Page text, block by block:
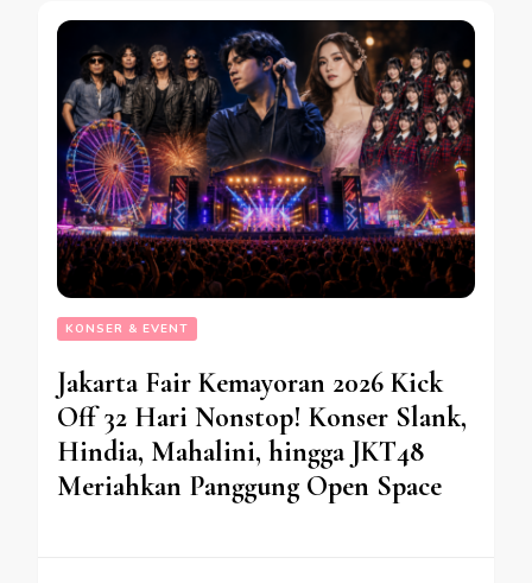
KONSER & EVENT
Jakarta Fair Kemayoran 2026 Kick
Off 32 Hari Nonstop! Konser Slank,
Hindia, Mahalini, hingga JKT48
Meriahkan Panggung Open Space